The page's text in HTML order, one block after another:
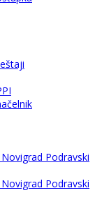
Podravski
Podravski